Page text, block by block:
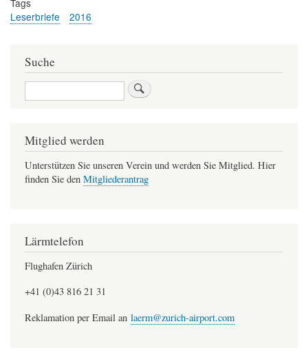
Leserbriefe
2016
Suche
Suche
Mitglied werden
Unterstützen Sie unseren Verein und werden Sie Mitglied. Hier
finden Sie den Mitgliederantrag
Lärmtelefon
Flughafen Zürich
+41 (0)43 816 21 31
Reklamation per Email an laerm@zurich-airport.com